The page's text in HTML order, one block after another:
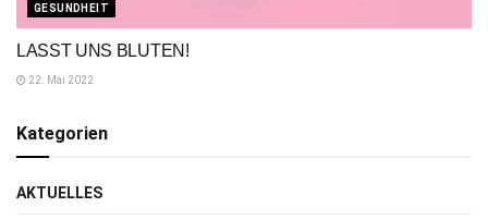
GESUNDHEIT
LASST UNS BLUTEN!
22. Mai 2022
Kategorien
AKTUELLES